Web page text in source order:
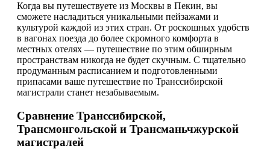
Когда вы путешествуете из Москвы в Пекин, вы
сможете насладиться уникальными пейзажами и
культурой каждой из этих стран. От роскошных удобств
в вагонах поезда до более скромного комфорта в
местных отелях — путешествие по этим обширным
пространствам никогда не будет скучным. С тщательно
продуманным расписанием и подготовленными
припасами ваше путешествие по Транссибирской
магистрали станет незабываемым.
Сравнение Транссибирской,
Трансмонгольской и Трансманьчжурской
магистралей